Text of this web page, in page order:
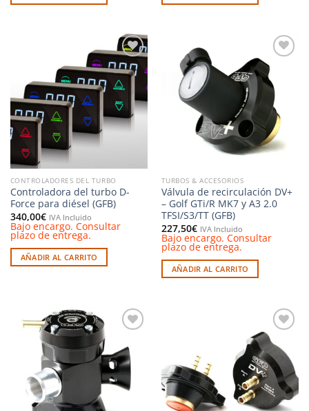
Añadir
a la
lista de
CONTROLADORES DEL TURBO
Controladora del turbo D-
Force para diésel (GFB)
340,00€ IVA Incluido
Bajo encargo. Consultar
plazo de entrega.
AÑADIR AL CARRITO
Añadir
lista de
deseos
TURBOS & ACCESORIOS
Válvula de recirculación DV+
– Golf GTi/R MK7 y A3 2.0
TFSI/S3/TT (GFB)
227,50€ IVA Incluido
Bajo encargo. Consultar
plazo de entrega.
AÑADIR AL CARRITO
a la
lista de
deseos
Añadir
a la
lista de
deseos